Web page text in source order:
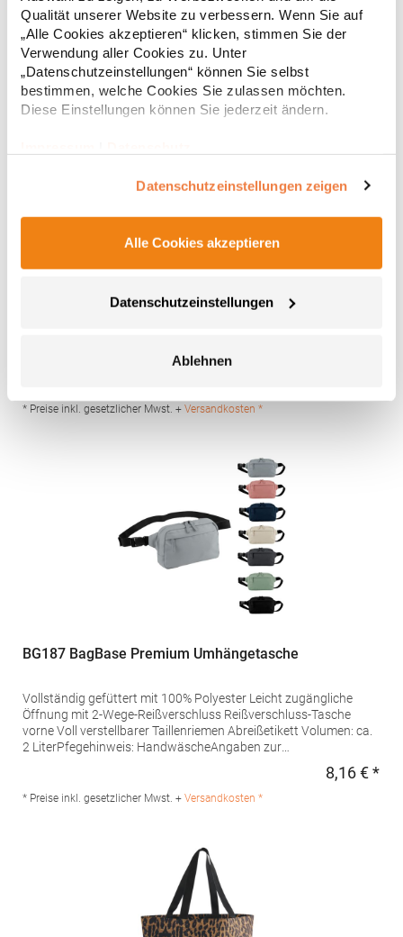
Qualität unserer Website zu verbessern. Wenn Sie auf
„Alle Cookies akzeptieren“ klicken, stimmen Sie der
Verwendung aller Cookies zu. Unter
„Datenschutzeinstellungen“ können Sie selbst
bestimmen, welche Cookies Sie zulassen möchten.
Diese Einstellungen können Sie jederzeit ändern.
Datenschutzeinstellungen zeigen
Alle Cookies akzeptieren
Datenschutzeinstellungen
Ablehnen
Inhalt/DekoMaterialzusammensetzung: 100%
BaumwolleAngaben zur Produktsicherheit: Herst.-Nr.:
1816071Hersteller: Halfar System GmbH Ludwig-Erhard-Allee
23 33719 Bielefeld Deutschland E-Mail: info@halfar.com
* Preise inkl. gesetzlicher Mwst. +Versandkosten *
BG184 BagBase Original Tragetasche
Enthält zertifiziertes 600D-Polyester Innentasche mit
Hand oder über der Schulter getragen werden TearAway-Etikett
Produktsicherheit: Herstellernummer:BG184Beechfield Brands
sales@beechfield.comMaterialzusammensetzung: 100%
* Preise inkl. gesetzlicher Mwst. + Versandkosten *
BG187 BagBase Premium Umhängetasche
Vollständig gefüttert mit 100% Polyester Leicht zugängliche
Öffnung mit 2-Wege-Reißverschluss Reißverschluss-Tasche
vorne Voll verstellbarer Taillenriemen Abreißetikett Volumen: ca.
2 LiterPfegehinweis: HandwäscheAngaben zur
Europe B.V., Posthoornstraat 17, 301 IWD Rotterdam, The
Netherlandswww.beechfieldbrands.com,
8,16 € *
* Preise inkl. gesetzlicher Mwst. + Versandkosten *